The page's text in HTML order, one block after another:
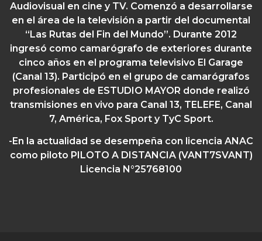
Audiovisual en cine y TV. Comenzó a desarrollarse
en el área de la televisión a partir del documental
“Las Rutas del Fin del Mundo”. Durante 2012
ingresó como camarógrafo de exteriores durante
cinco años en el programa televisivo El Garage
(Canal 13). Participó en el grupo de camarógrafos
profesionales de ESTUDIO MAYOR donde realizó
transmisiones en vivo para Canal 13, TELEFE, Canal
7, América, Fox Sport y TyC Sport.
-En la actualidad se desempeña con licencia ANAC
como piloto PILOTO A DISTANCIA (VANT7SVANT)
Licencia N°25768100